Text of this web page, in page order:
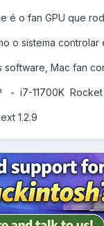
é o fan GPU que
o sistema
software, Mac fan
- i7-11700K Rocket
1.2.9